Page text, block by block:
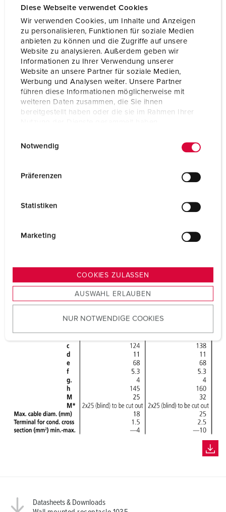
Diese Webseite verwendet Cookies
Wir verwenden Cookies, um Inhalte und Anzeigen
zu personalisieren, Funktionen für soziale Medien
anbieten zu können und die Zugriffe auf unsere
Website zu analysieren. Außerdem geben wir
Informationen zu Ihrer Verwendung unserer
Website an unsere Partner für soziale Medien,
Werbung und Analysen weiter. Unsere Partner
führen diese Informationen möglicherweise mit
weiteren Daten zusammen, die Sie ihnen
bereitgestellt haben oder die sie im Rahmen Ihrer
s
u
w
Notwendig
Präferenzen
Statistiken
Marketing
COOKIES ZULASSEN
AUSWAHL ERLAUBEN
NUR NOTWENDIGE COOKIES
Clock position 7 h
Hertz 50-60 Hz
Connection technology Screw terminals
Contact
highly heat resistant contact carrier
nickel plated contacts
Protection type IP44
Certifications
Datasheets & Downloads